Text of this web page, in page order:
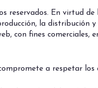
reservados. En virtud
la distribución
con fines comerciales,
a respetar